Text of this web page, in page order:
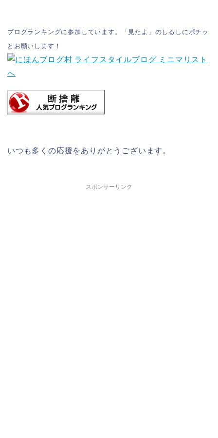
ブログランキングに参加しています。「見たよ」のしるしにポチッ
とお願いします！
いつも多くの応援をありがとうございます。
スポンサーリンク